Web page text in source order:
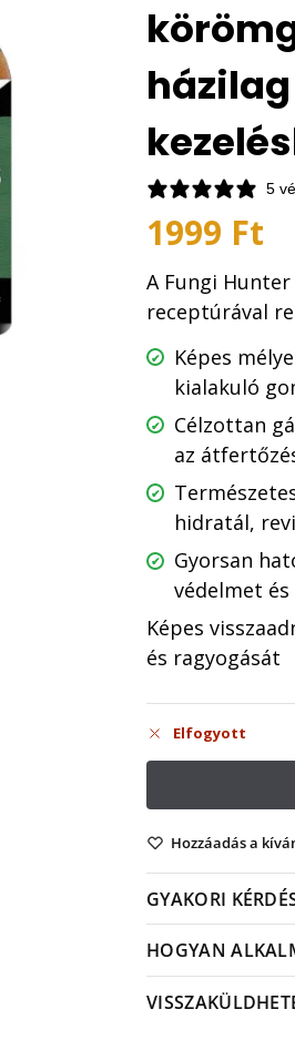
5
1999 Ft
A Fungi
receptúrával
Képes
kialakuló
Célzottan
az
hidratál,
Gyorsan
védelmet
Képes
és ragyogását
Elfogyott
Hozzáadás a
GYAKORI
HOGYAN